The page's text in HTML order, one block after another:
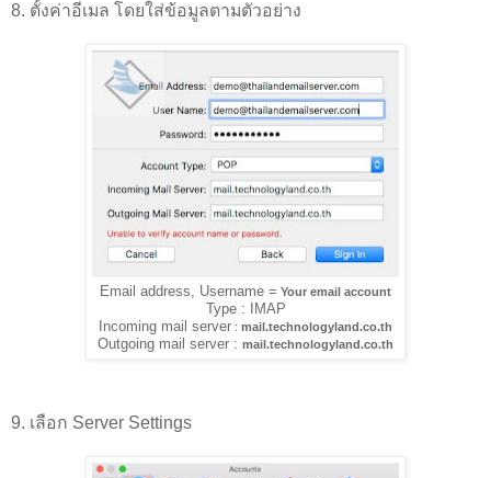
8. ตั้งค่าอีเมล โดยใส่ข้อมูลตามตัวอย่าง
Email address, Username = Your email account
Type : IMAP
Incoming mail server : mail.technologyland.co.th
Outgoing mail server : mail.technologyland.co.th
9. เลือก Server Settings